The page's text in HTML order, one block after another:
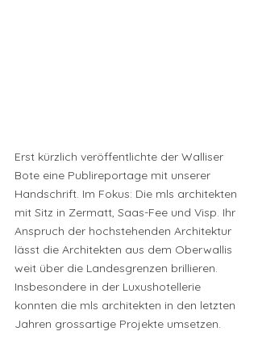
Erst kürzlich veröffentlichte der Walliser
Bote eine Publireportage mit unserer
Handschrift. Im Fokus: Die mls architekten
mit Sitz in Zermatt, Saas-Fee und Visp. Ihr
Anspruch der hochstehenden Architektur
lässt die Architekten aus dem Oberwallis
weit über die Landesgrenzen brillieren.
Insbesondere in der Luxushotellerie
konnten die mls architekten in den letzten
Jahren grossartige Projekte umsetzen.